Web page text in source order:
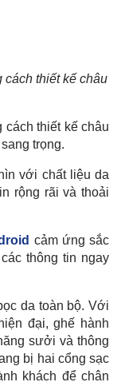
cách thiết kế châu
cách thiết kế châu
trọng.
với chất liệu da
rộng rãi và thoải
cảm ứng sắc
thông tin ngay
da toàn bộ. Với
đại, ghế hành
sưởi và thông
bị hai cổng sạc
khách để chân